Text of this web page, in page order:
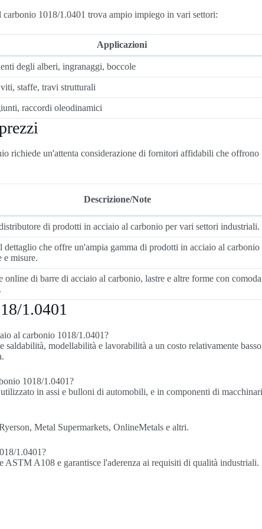
1018/1.0401 trova ampio impiego in vari settori:
Applicazioni
degli alberi, ingranaggi, boccole
staffe, travi strutturali
raccordi oleodinamici
richiede un'attenta considerazione di fornitori affidabili che offrono
Descrizione/Note
di prodotti in acciaio al carbonio per vari settori industriali.
dettaglio che offre un'ampia gamma di prodotti in acciaio al carbonio
e misure.
online di barre di acciaio al carbonio, lastre e altre forme con comoda
1.0401
al carbonio 1018/1.0401?
modellabilità e lavorabilità a un costo relativamente
1018/1.0401?
in assi e bulloni di automobili, e in componenti di
Metal Supermarkets, OnlineMetals e altri.
1.0401?
ASTM A108 e garantisce l'aderenza ai requisiti di qualità industriali.